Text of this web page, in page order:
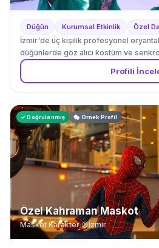
Düğün Kurumsal Etkinlik Özel
İzmir'de üç kişilik profesyonel
düğünlerde göz alıcı kostüm ve
Profili
✓ Doğrulanmış 🎭 Örnek Profil
Özel Kahraman Maskot
Maskot Karakter· İzmir